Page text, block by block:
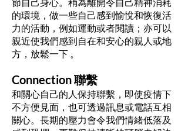
的環境，做一些自己感到愉悅和恢復活
力的活動，例如運動或者閱讀；亦可以
親近使我們感到自在和安心的親人或地
方，放鬆一下 。
Connection 聯繫
和關心自己的人保持聯繫，即使疫情下
不方便見面，也可透過訊息或電話互相
關心。長期的壓力會令我們情緒低落及